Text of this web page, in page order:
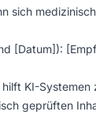
sich
[Datum]):
KI-
geprüften